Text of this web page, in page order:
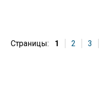
Страницы: 1 2 3